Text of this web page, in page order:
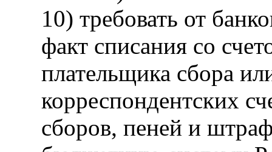
10) требовать от
факт списания со
плательщика сбора
корреспондентских
сборов, пеней и